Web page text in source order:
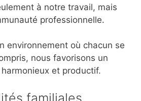
à notre travail, mais
professionnelle.
environnement où chacun se
nous favorisons un
et productif.
familiales